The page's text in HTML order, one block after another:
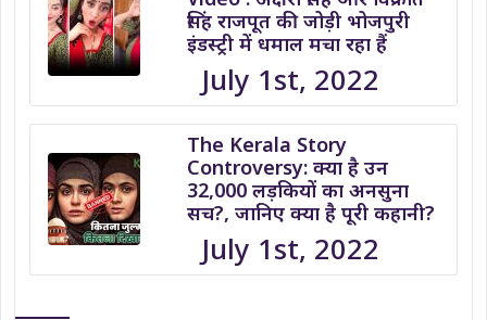
सिंह राजपूत की जोड़ी भोजपुरी
इंडस्ट्री में धमाल मचा रहा हैं
July 1st, 2022
The Kerala Story
Controversy: क्या है उन
32,000 लड़कियों का अनसुना
सच?, जानिए क्या है पूरी कहानी?
July 1st, 2022